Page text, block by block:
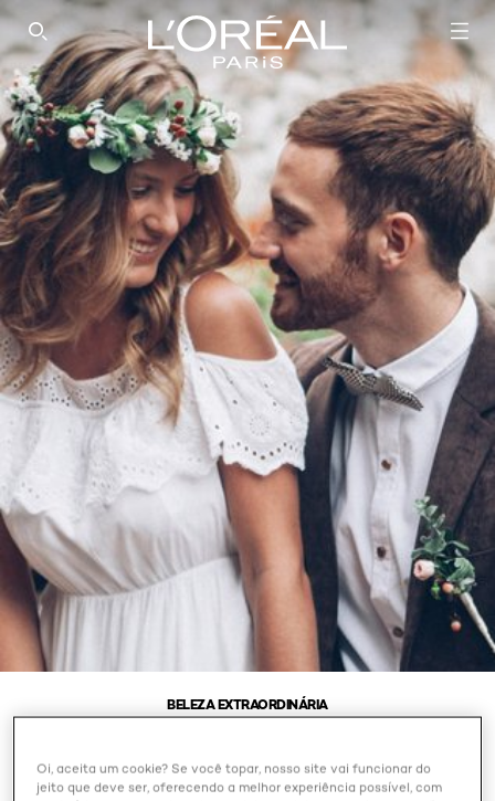
SEARCH THIS SITE
BELEZA EXTRAORDINÁRIA
PENTEADOS PARA
Oi, aceita um cookie? Se você topar, nosso site vai funcionar do
jeito que deve ser, oferecendo a melhor experiência possível, com